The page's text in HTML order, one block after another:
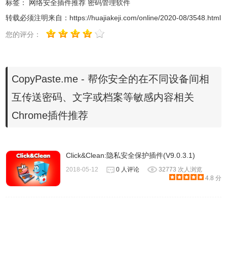
2、连接完成后电脑端如图：
标签： 网络安全插件推荐 密码管理软件
转载必须注明来自： https://huajiakeji.com/online/2020-08/3548.html
您的评分：
CopyPaste.me - 帮你安全的在不同设备间相
互传送密码、文字或档案等敏感内容相关
Chrome插件推荐
Click&Clean:隐私安全保护插件(V9.0.3.1)
2018-05-12 0 人评论
32773 次人浏览
4.8 分